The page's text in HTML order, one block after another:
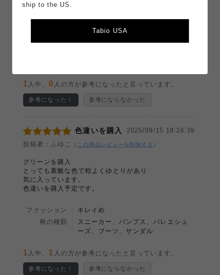
方が好みかなと思いました。
長くても暑苦しくないです。
1 人中、0 人の方が参考になったと言っています。
参考になった！ 参考にならなかった
色違いを購入
2025/09/15 18:24:39
投稿者：ふゆこ
（ この商品レビューを削除する ）
グリーンを購入
とっても素敵な色で程よくゆとりがあり
気に入っています。
色違いを購入予定です。
ファッション
キレイめ
靴の種類
スニーカー、パンプス、バレエシュ
ーズ、ブーツ、サンダル
1 人中、 1 人の方が参考になったと言っています。
参考になった！ 参考にならなかった
ship to the US.
Tabio USA